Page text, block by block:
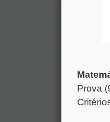
Prova